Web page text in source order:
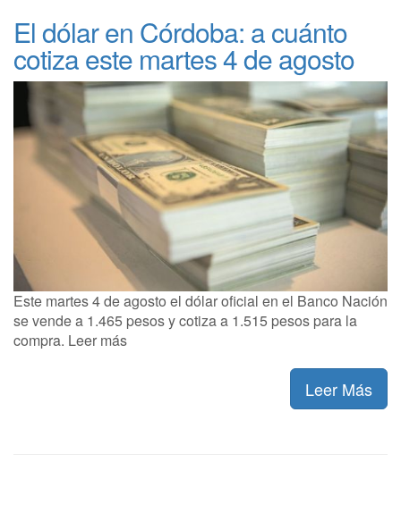
El dólar en Córdoba: a cuánto
cotiza este martes 4 de agosto
Este martes 4 de agosto el dólar oficial en el Banco Nación
se vende a 1.465 pesos y cotiza a 1.515 pesos para la
compra. Leer más
Leer Más